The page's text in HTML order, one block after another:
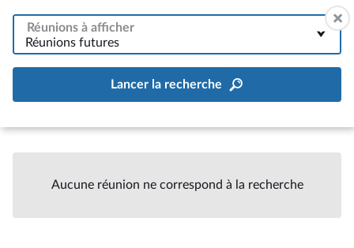
Réunions à afficher
Réunions futures
Lancer la recherche
Aucune réunion ne correspond à la recherche